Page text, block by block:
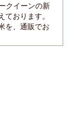
クイーンの新
おります。
を、通販でお